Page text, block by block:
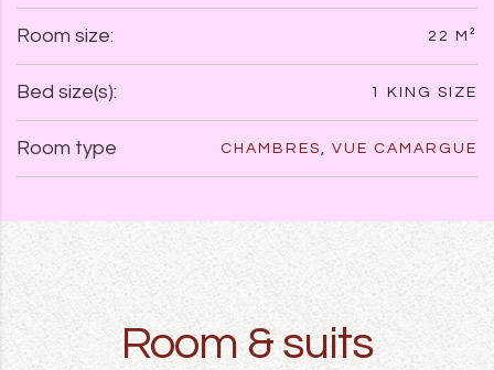
Room size: 22 M²
Bed size(s): 1 KING SIZE
Room type CHAMBRES, VUE CAMARGUE
Room & suits